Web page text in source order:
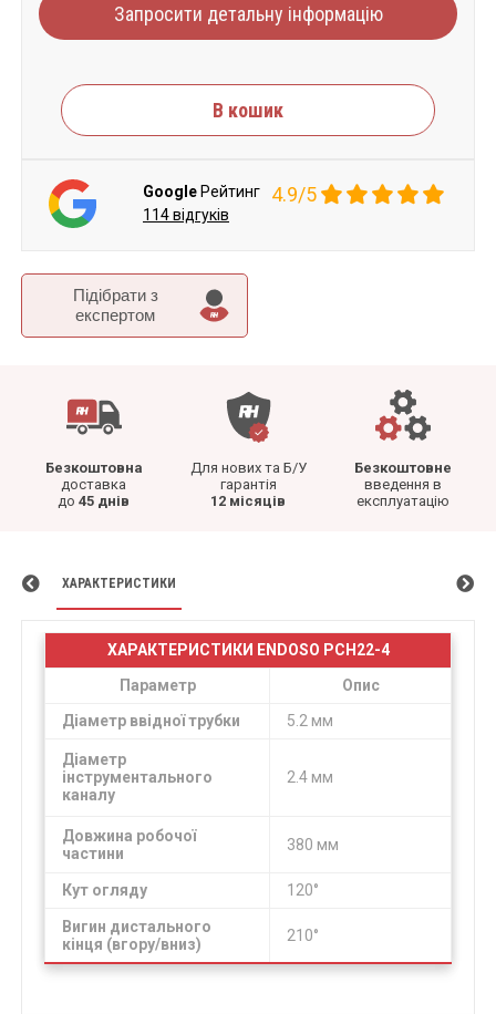
Підібрати з
експертом
Безкоштовна
доставка
до 45 днів
Для нових та Б/У
гарантія
12 місяців
Безкоштовне
введення в
експлуатацію
Запросити детальну інформацію
В кошик
Google Рейтинг 4.9/5
114 відгуків
ХАРАКТЕРИСТИКИ
ХАРАКТЕРИСТИКИ ENDOSO PCH22-4
Параметр
Опис
Діаметр ввідної трубки
5.2 мм
Діаметр
інструментального
каналу
2.4 мм
Довжина робочої
частини
380 мм
Кут огляду 120°
Вигин дистального
кінця (вгору/вниз)
210°